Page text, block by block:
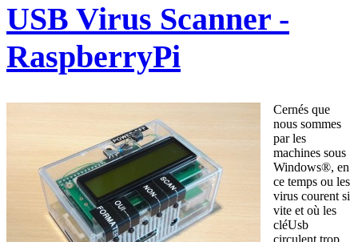
USB Virus Scanner -
RaspberryPi
Cernés que
nous sommes
par les
machines sous
Windows®, en
ce temps ou les
virus courent si
vite et où les
cléUsb
circulent trop